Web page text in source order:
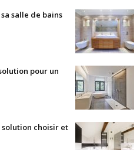
salle de bains
pour un
solution choisir et